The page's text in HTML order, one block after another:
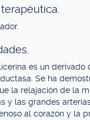
es un
Se ha
la relajación de la
y las grandes
al corazón y la